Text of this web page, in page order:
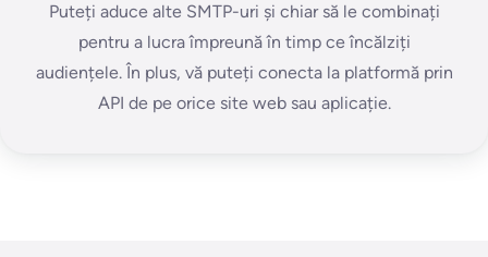
Puteți aduce alte SMTP-uri și chiar să le combinați
pentru a lucra împreună în timp ce încălziți
audiențele. În plus, vă puteți conecta la platformă prin
API de pe orice site web sau aplicație.